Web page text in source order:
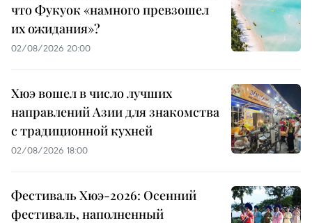
что Фукуок «намного превзошел
их ожидания»?
02/08/2026 20:00
Хюэ вошел в число лучших
направлений Азии для знакомства
с традиционной кухней
02/08/2026 18:00
Фестиваль Хюэ-2026: Осенний
фестиваль, наполненный